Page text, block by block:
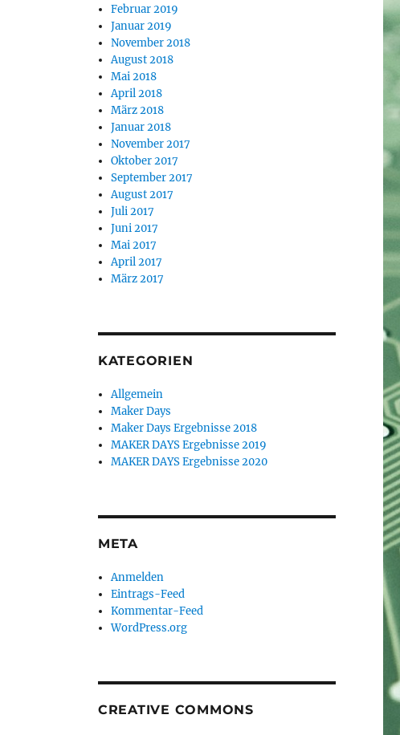
Februar 2019
Januar 2019
November 2018
August 2018
Mai 2018
April 2018
März 2018
Januar 2018
November 2017
Oktober 2017
September 2017
August 2017
Juli 2017
Juni 2017
Mai 2017
April 2017
März 2017
KATEGORIEN
Allgemein
Maker Days
Maker Days Ergebnisse 2018
MAKER DAYS Ergebnisse 2019
MAKER DAYS Ergebnisse 2020
META
Anmelden
Eintrags-Feed
Kommentar-Feed
WordPress.org
CREATIVE COMMONS